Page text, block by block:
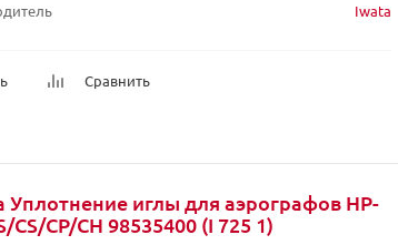
Iwata
Сравнить
Уплотнение иглы для аэрографов HP-
CS/CP/CH 98535400 (I 725 1)